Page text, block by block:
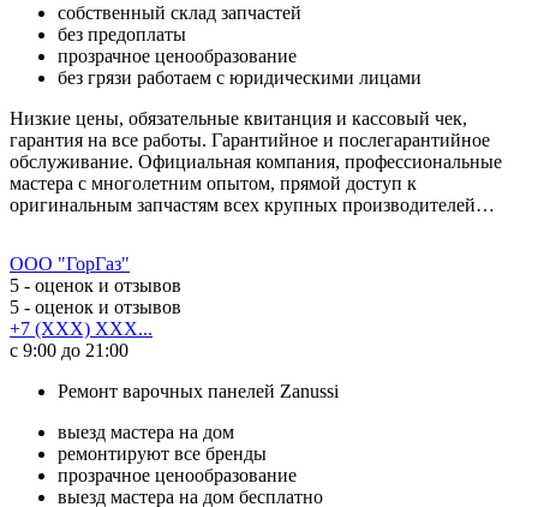
собственный склад запчастей
без предоплаты
прозрачное ценообразование
без грязи работаем с юридическими лицами
Низкие цены, обязательные квитанция и кассовый чек,
гарантия на все работы. Гарантийное и послегарантийное
обслуживание. Официальная компания, профессиональные
мастера с многолетним опытом, прямой доступ к
оригинальным запчастям всех крупных производителей…
ООО "ГорГаз"
5 - оценок и отзывов
5 - оценок и отзывов
+7 (XXX) XXX...
с 9:00 до 21:00
Ремонт варочных панелей Zanussi
выезд мастера на дом
ремонтируют все бренды
прозрачное ценообразование
выезд мастера на дом бесплатно